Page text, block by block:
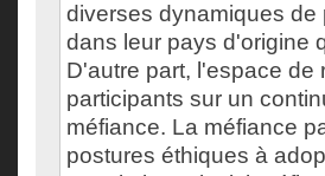
diverses dynamiques de
dans leur pays d'origine
D'autre part, l'espace de
participants sur un
méfiance. La méfiance
postures éthiques à